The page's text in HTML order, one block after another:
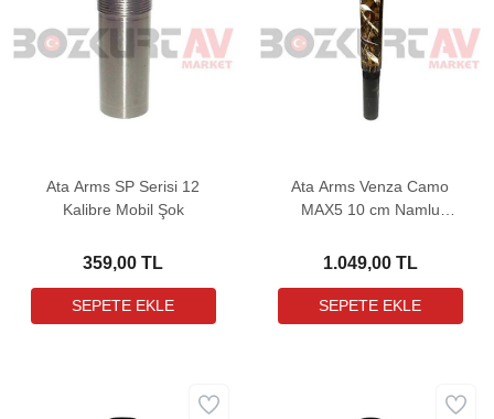
Ata Arms SP Serisi 12
Kalibre Mobil Şok
359,00 TL
Ata Arms Venza Camo
MAX5 10 cm Namlu
1.049,00 TL